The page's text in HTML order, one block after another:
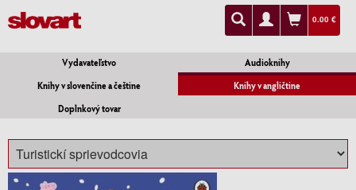
0.00 €
Vydavateľstvo
Audioknihy
Knihy v slovenčine a češtine
Knihy v angličtine
Doplnkový tovar